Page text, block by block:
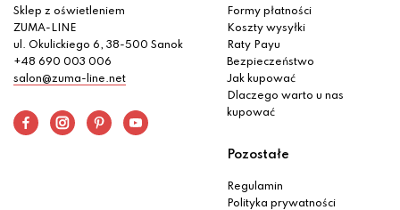
Sklep z oświetleniem
ZUMA-LINE
ul. Okulickiego 6, 38-500 Sanok
+48 690 003 006
salon@zuma-line.net
Formy płatności
Koszty wysyłki
Raty Payu
Bezpieczeństwo
Jak kupować
Dlaczego warto u nas
kupować
Pozostałe
Regulamin
Polityka prywatności